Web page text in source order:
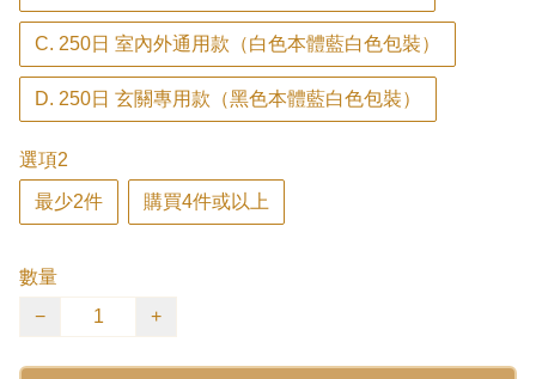
C. 250日 室內外通用款（白色本體藍白色包裝）
D. 250日 玄關專用款（黑色本體藍白色包裝）
選項2
最少2件 購買4件或以上
數量
−
+